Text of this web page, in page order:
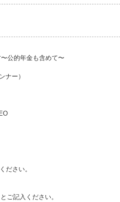
公的年金も含めて〜
ー）
ださい。
ご記入ください。